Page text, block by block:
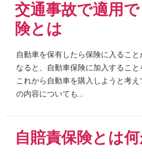
交通事故で適用
険とは
自動車を保有したら保険に入るこ
なると、自動車保険に加入すること
これから自動車を購入しようと考
の内容についても...
自賠責保険とは